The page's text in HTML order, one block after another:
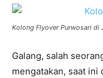
Kolong Flyover Purwosari di
Galang, salah
mengatakan, saat